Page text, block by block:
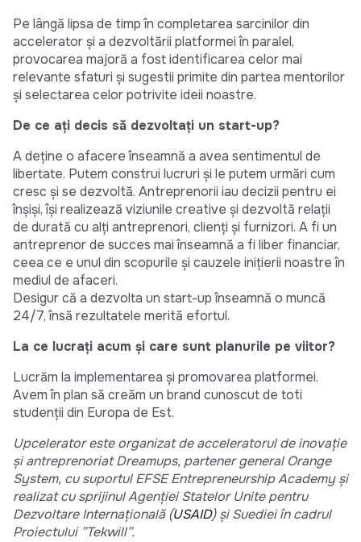
Pe lângă lipsa de timp în completarea sarcinilor din
accelerator și a dezvoltării platformei în paralel,
provocarea majoră a fost identificarea celor mai
relevante sfaturi și sugestii primite din partea mentorilor
și selectarea celor potrivite ideii noastre.
De ce ați decis să dezvoltați un start-up?
A deține o afacere înseamnă a avea sentimentul de
libertate. Putem construi lucruri și le putem urmări cum
cresc și se dezvoltă. Antreprenorii iau decizii pentru ei
înșiși, își realizează viziunile creative și dezvoltă relații
de durată cu alți antreprenori, clienți și furnizori. A fi un
antreprenor de succes mai înseamnă a fi liber financiar,
ceea ce e unul din scopurile și cauzele inițierii noastre în
mediul de afaceri.
Desigur că a dezvolta un start-up înseamnă o muncă
24/7, însă rezultatele merită efortul.
La ce lucrați acum și care sunt planurile pe viitor?
Lucrăm la implementarea și promovarea platformei.
Avem în plan să creăm un brand cunoscut de toti
studenții din Europa de Est.
Upcelerator este organizat de acceleratorul de inovație
și antreprenoriat Dreamups, partener general Orange
System, cu suportul EFSE Entrepreneurship Academy și
realizat cu sprijinul Agenției Statelor Unite pentru
Dezvoltare Internațională (USAID) și Suediei în cadrul
Proiectului ”Tekwill”.